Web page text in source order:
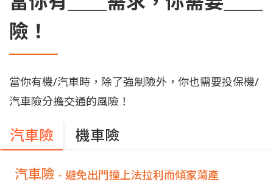
險！
當你有機/汽車時，除了強制險外，你也需要投保機/
汽車險分擔交通的風險！
汽車險 機車險
汽車險 - 避免出門撞上法拉利而傾家蕩產